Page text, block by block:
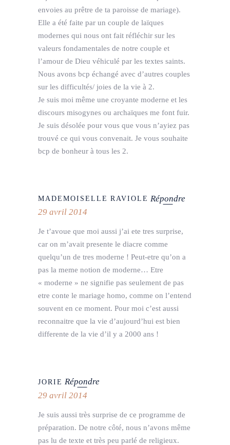
envoies au prêtre de ta paroisse de mariage).
Elle a été faite par un couple de laïques
modernes qui nous ont fait réfléchir sur les
valeurs fondamentales de notre couple et
l’amour de Dieu véhiculé par les textes saints.
Nous avons bcp échangé avec d’autres couples
sur les difficultés/ joies de la vie à 2.
Je suis moi même une croyante moderne et les
discours misogynes ou archaïques me font fuir.
Je suis désolée pour vous que vous n’ayiez pas
trouvé ce qui vous convenait. Je vous souhaite
bcp de bonheur à tous les 2.
MADEMOISELLE RAVIOLE Répondre
29 avril 2014
Je t’avoue que moi aussi j’ai ete tres surprise,
car on m’avait presente le diacre comme
quelqu’un de tres moderne ! Peut-etre qu’on a
pas la meme notion de moderne… Etre
« moderne » ne signifie pas seulement de pas
etre conte le mariage homo, comme on l’entend
souvent en ce moment. Pour moi c’est aussi
reconnaitre que la vie d’aujourd’hui est bien
differente de la vie d’il y a 2000 ans !
JORIE Répondre
29 avril 2014
Je suis aussi très surprise de ce programme de
préparation. De notre côté, nous n’avons même
pas lu de texte et très peu parlé de religieux.